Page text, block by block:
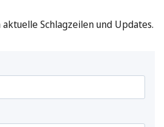
Schlagzeilen und Updates.